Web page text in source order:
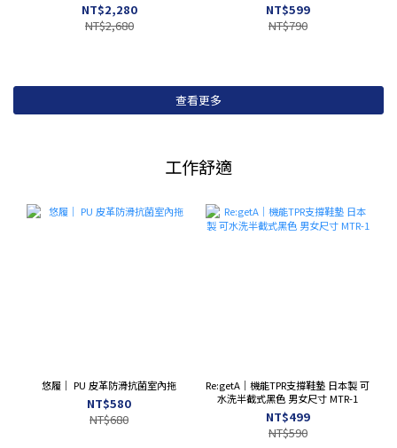
NT$2,280
NT$2,680
NT$599
NT$790
查看更多
工作舒適
悠履｜ PU 皮革防滑抗菌室內拖
NT$580
NT$680
Re:getA｜機能TPR支撐鞋墊 日本製 可
水洗半截式黑色 男女尺寸 MTR-1
NT$499
NT$590